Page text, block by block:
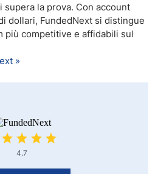
la prova. Con account
dollari, FundedNext si distingue
più competitive e affidabili sul
»
4.7